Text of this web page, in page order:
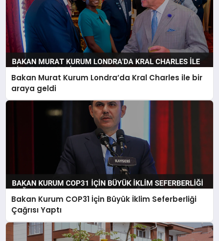
Bakan Murat Kurum Londra’da Kral Charles ile bir
araya geldi
Bakan Kurum COP31 İçin Büyük İklim Seferberliği
Çağrısı Yaptı